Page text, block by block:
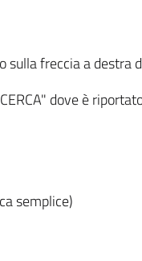
sulla freccia a
dove è
semplice)